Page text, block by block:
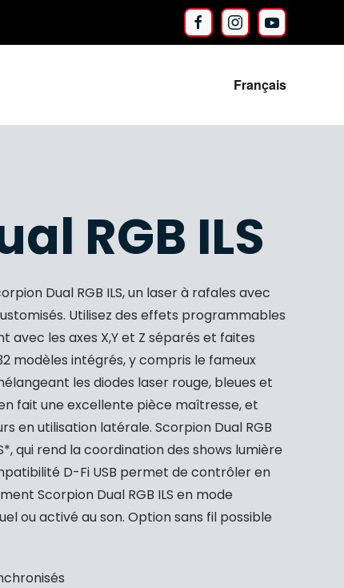
Français
RGB ILS
Dual RGB ILS, un laser à rafales avec
Utilisez des effets programmables
avec les axes X,Y et Z séparés et faites
modèles intégrés, y compris le fameux
les diodes laser rouge, bleues et
fait une excellente pièce maîtresse, et
en utilisation latérale. Scorpion Dual RGB
qui rend la coordination des shows lumière
D-Fi USB permet de contrôler en
Scorpion Dual RGB ILS en mode
ou activé au son. Option sans fil possible